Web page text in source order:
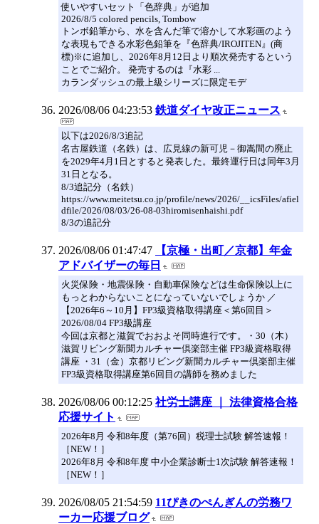
使いやすいセット「色辞典」が追加
2026/8/5 colored pencils, Tombow
トンボ鉛筆から、水を含んだ筆で溶かして水彩画のよう
な表現もできる水彩色鉛筆を『色辞典/IROJITEN』(商
標)※に追加し、2026年8月12日より順次発売するという
ことでご紹介。 発売するのは『水彩 ...
カランダッシュの最上級シリーズに限定モデ
2026/08/06 04:23:53 鉄道ダイヤ改正ニュース
以下は2026/8/3追記
名古屋鉄道（名鉄）は、広見線の新可児－御嵩間の廃止
を2029年4月1日とすると発表した。最終運行日は同年3月
31日となる。
8/3追記分（名鉄）
https://www.meitetsu.co.jp/profile/news/2026/__icsFiles/afiel
dfile/2026/08/03/26-08-03hiromisenhaishi.pdf
8/3の追記分
2026/08/06 01:47:47
【京極・出町／京都】年金
アドバイザーの毎日
火災保険・地震保険・自動車保険などは生命保険以上に
もっとわからないことになっていないでしょうか ／
【2026年6～10月】FP3級資格取得講座＜第6回目＞
2026/08/04 FP3級講座
今回は京都と滋賀でおおよそ同時進行です。・30（木）
滋賀リビング新聞カルチャー倶楽部主催 FP3級資格取得
講座 ・31（金）京都リビング新聞カルチャー倶楽部主催
FP3級資格取得講座第6回目の講師を務めました
2026/08/06 00:12:25 社労士講座 ｜ 法律資格合格
応援サイト
2026年8月 令和8年度（第76回）税理士試験 解答速報！
［NEW！］
2026年8月 令和8年度 中小企業診断士1次試験 解答速報！
［NEW！］
2026/08/05 21:54:59 11ぴきのぺんぎんの労務ワ
ーカー応援ブログ